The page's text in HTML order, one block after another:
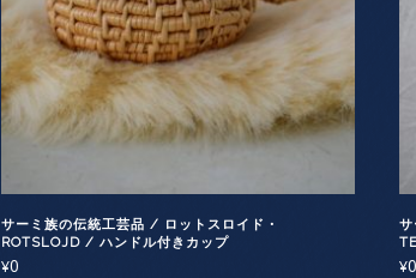
サーミ族の伝統工芸品 / ロットスロイド・
ROTSLOJD / ハンドル付きカップ
¥0 ¥0